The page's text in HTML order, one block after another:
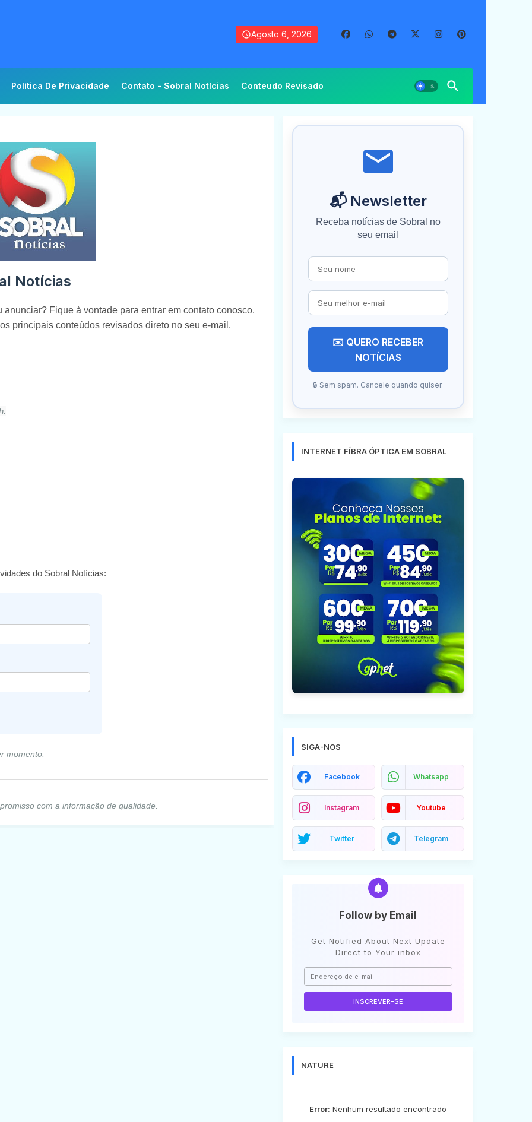
Agosto 6, 2026
Política De Privacidade Contato - Sobral Notícias Conteudo Revisado
Notícias
Fique à vontade para entrar em contato conosco.
principais conteúdos revisados direto no seu e-mail.
do Sobral Notícias:
momento.
com a informação de qualidade.
📬 Newsletter
Receba notícias de Sobral no
seu email
✉️ QUERO RECEBER
NOTÍCIAS
🔒 Sem spam. Cancele quando quiser.
INTERNET FÍBRA ÓPTICA EM SOBRAL
SIGA-NOS
Facebook Whatsapp
Instagram Youtube
Twitter Telegram
Follow by Email
Get Notified About Next Update
Direct to Your inbox
NATURE
Error: Nenhum resultado encontrado